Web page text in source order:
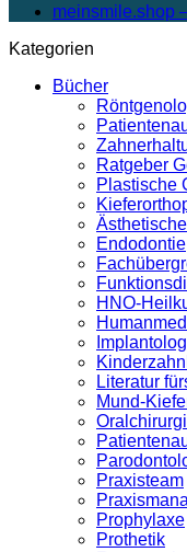
meinsmile.shop
Kategorien
Bücher
Ratgeber
Plastische
Endodontie
HNO-
Literatur
Mund-
Praxisteam
Prophylaxe
Prothetik